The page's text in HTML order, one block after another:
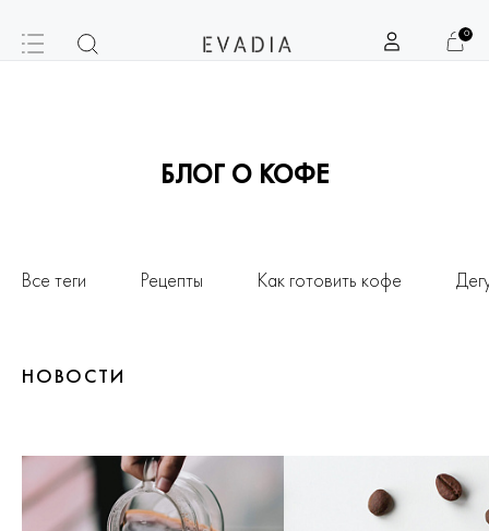
0
БЛОГ О КОФЕ
Все теги Рецепты Как готовить кофе
НОВОСТИ